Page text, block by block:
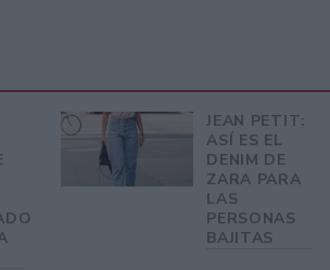
JEAN PETIT:
ASÍ ES EL
DENIM DE
ZARA PARA
LAS
PERSONAS
BAJITAS